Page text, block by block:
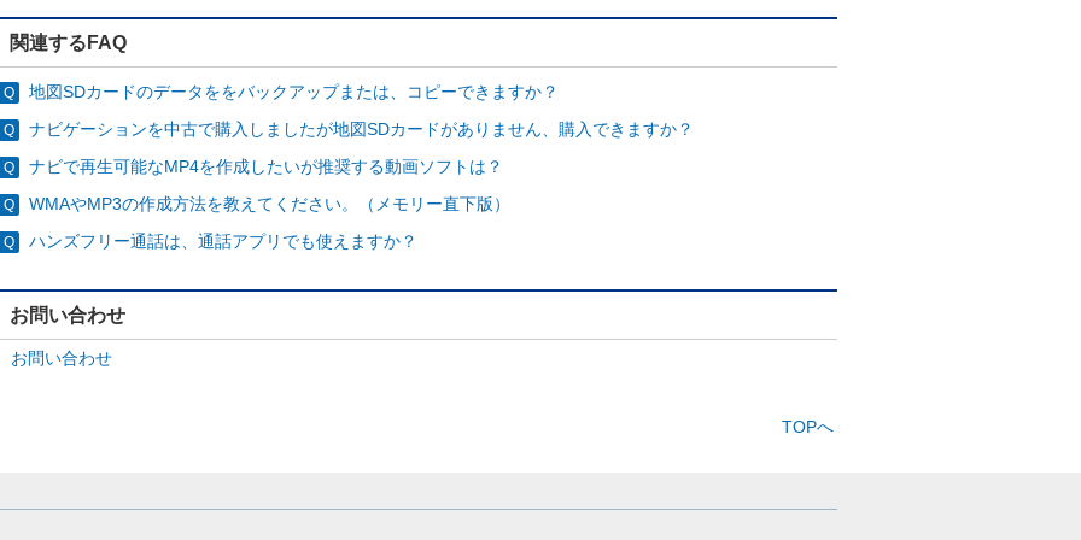
関連するFAQ
地図SDカードのデータををバックアップまたは、コピーできますか？
ナビゲーションを中古で購入しましたが地図SDカードがありません、購入できますか？
ナビで再生可能なMP4を作成したいが推奨する動画ソフトは？
WMAやMP3の作成方法を教えてください。（メモリー直下版）
ハンズフリー通話は、通話アプリでも使えますか？
お問い合わせ
お問い合わせ
TOPへ